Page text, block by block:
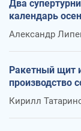
Два
календарь
Александр
Ракетный щит
производство
Кирилл